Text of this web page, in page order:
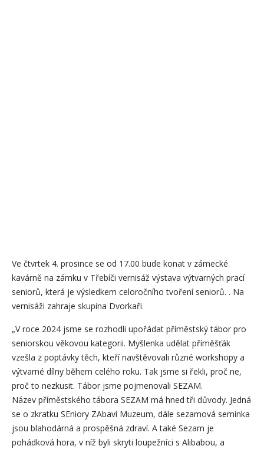
Ve čtvrtek 4. prosince se od 17.00 bude konat v zámecké
kavárně na zámku v Třebíči vernisáž výstava výtvarných prací
seniorů, která je výsledkem celoročního tvoření seniorů. . Na
vernisáži zahraje skupina Dvorkaři.
„V roce 2024 jsme se rozhodli upořádat příměstský tábor pro
seniorskou věkovou kategorii. Myšlenka udělat příměšťák
vzešla z poptávky těch, kteří navštěvovali různé workshopy a
výtvarné dílny během celého roku. Tak jsme si řekli, proč ne,
proč to nezkusit. Tábor jsme pojmenovali SEZAM.
Název příměstského tábora SEZAM má hned tři důvody. Jedná
se o zkratku SEniory ZAbaví Muzeum, dále sezamová semínka
jsou blahodárná a prospěšná zdraví. A také Sezam je
pohádková hora, v níž byli skryti loupežníci s Alibabou, a